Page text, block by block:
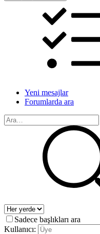
Yeni mesajlar
Forumlarda ara
Sadece başlıkları ara
Kullanıcı: